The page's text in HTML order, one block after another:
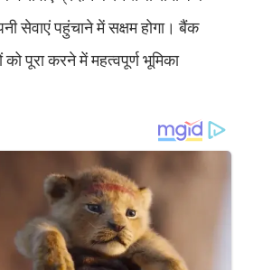
सेवाएं पहुंचाने में सक्षम होगा। बैंक
पूरा करने में महत्वपूर्ण भूमिका